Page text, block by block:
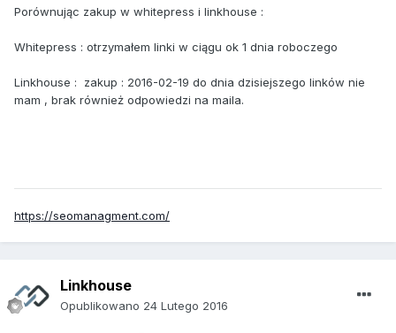
Porównując zakup w whitepress i linkhouse :
Whitepress : otrzymałem linki w ciągu ok 1 dnia roboczego
Linkhouse : zakup : 2016-02-19 do dnia dzisiejszego linków nie
mam , brak również odpowiedzi na maila.
https://seomanagment.com/
Linkhouse
Opublikowano 24 Lutego 2016